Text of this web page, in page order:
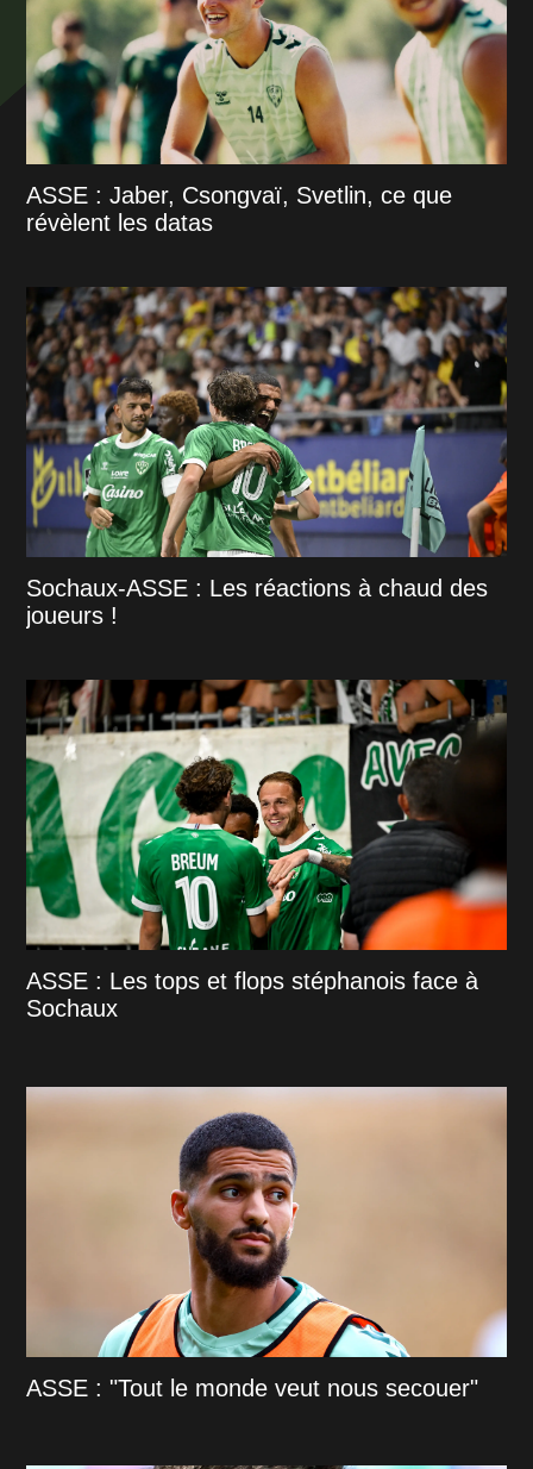
ASSE : Jaber, Csongvaï, Svetlin, ce que
révèlent les datas
Sochaux-ASSE : Les réactions à chaud des
joueurs !
ASSE : Les tops et flops stéphanois face à
Sochaux
ASSE : "Tout le monde veut nous secouer"